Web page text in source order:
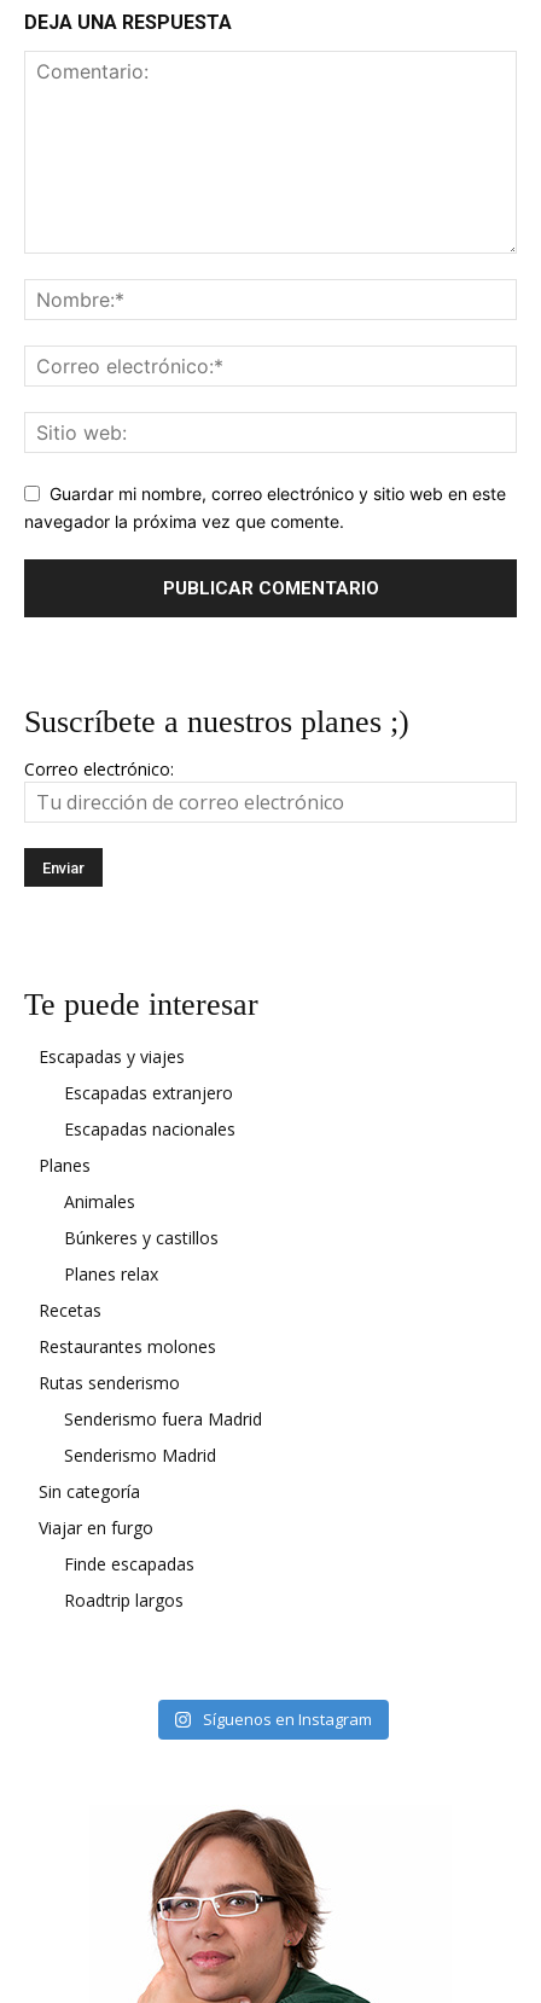
DEJA UNA RESPUESTA
Guardar mi nombre, correo electrónico y sitio web en este
navegador la próxima vez que comente.
Suscríbete a nuestros planes ;)
Correo electrónico:
Te puede interesar
Escapadas y viajes
Escapadas extranjero
Escapadas nacionales
Planes
Animales
Búnkeres y castillos
Planes relax
Recetas
Restaurantes molones
Rutas senderismo
Senderismo fuera Madrid
Senderismo Madrid
Sin categoría
Viajar en furgo
Finde escapadas
Roadtrip largos
Síguenos en Instagram